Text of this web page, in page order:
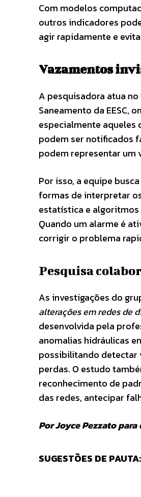
Com modelos
outros indicadores
agir rapidamente e
Vazamentos
A pesquisadora atua
Saneamento da EESC,
especialmente aqueles
podem ser notificados
podem representar um
Por isso, a equipe
formas de interpretar
estatística e
Quando um alarme é
corrigir o problema
Pesquisa
As investigações do
alterações em redes de
desenvolvida pela
anomalias hidráulicas
possibilitando detectar
perdas. O estudo
reconhecimento de
das redes, antecipar
Por Joyce Pezzato para
SUGESTÕES DE PAUTA: